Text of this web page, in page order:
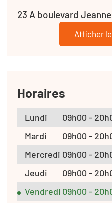
23 A boulevard
Afficher
Horaires
Lundi
09h00 -
Mardi
09h00 -
Mercredi 09h00 -
Jeudi
09h00 -
Vendredi 09h00 -